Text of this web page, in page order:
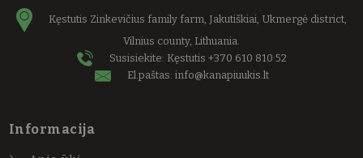
Kęstutis Zinkevičius family farm, Jakutiškiai, Ukmergė district,
Vilnius county, Lithuania.
Susisiekite: Kęstutis +370 610 810 52
El.paštas: info@kanapiuukis.lt
Informacija